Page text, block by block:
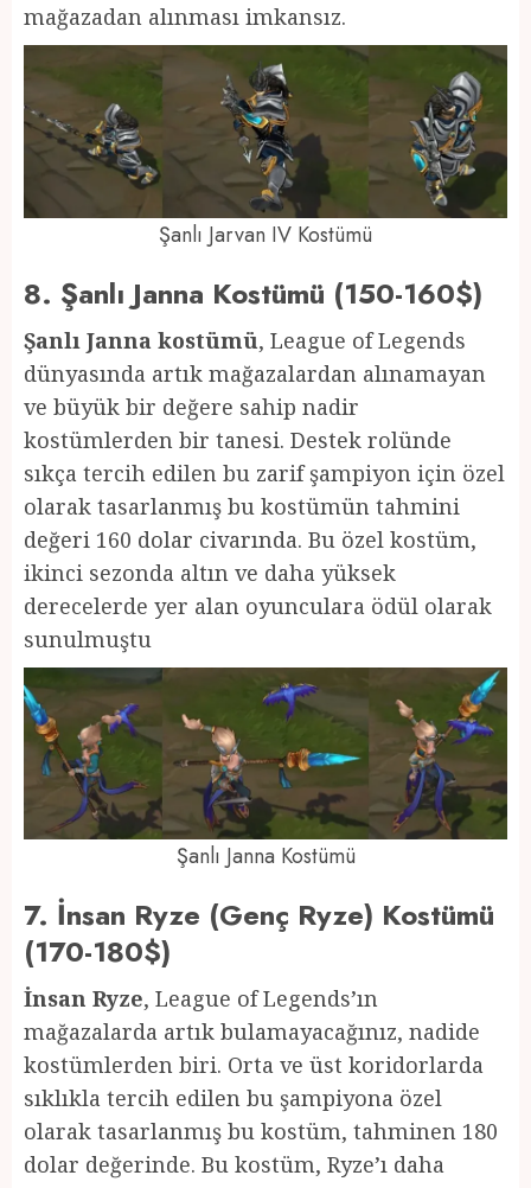
mağazadan alınması imkansız.
Şanlı Jarvan IV Kostümü
8. Şanlı Janna Kostümü (150-160$)
Şanlı Janna kostümü, League of Legends
dünyasında artık mağazalardan alınamayan
ve büyük bir değere sahip nadir
kostümlerden bir tanesi. Destek rolünde
sıkça tercih edilen bu zarif şampiyon için özel
olarak tasarlanmış bu kostümün tahmini
değeri 160 dolar civarında. Bu özel kostüm,
ikinci sezonda altın ve daha yüksek
derecelerde yer alan oyunculara ödül olarak
sunulmuştu
Şanlı Janna Kostümü
7. İnsan Ryze (Genç Ryze) Kostümü
(170-180$)
İnsan Ryze, League of Legends’ın
mağazalarda artık bulamayacağınız, nadide
kostümlerden biri. Orta ve üst koridorlarda
sıklıkla tercih edilen bu şampiyona özel
olarak tasarlanmış bu kostüm, tahminen 180
dolar değerinde. Bu kostüm, Ryze’ı daha